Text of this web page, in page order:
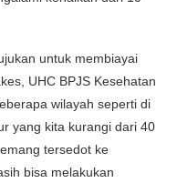
untuk membiayai
UHC BPJS Kesehatan
wilayah seperti di
yang kita kurangi dari 40
tersedot ke
bisa melakukan